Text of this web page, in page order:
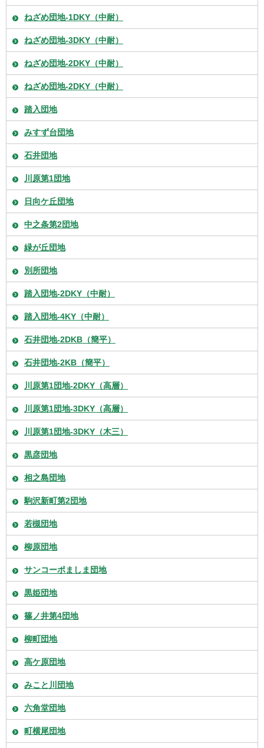
ねざめ団地-1DKY（中耐）
ねざめ団地-3DKY（中耐）
ねざめ団地-2DKY（中耐）
ねざめ団地-2DKY（中耐）
踏入団地
みすず台団地
石井団地
川原第1団地
日向ケ丘団地
中之条第2団地
緑が丘団地
別所団地
踏入団地-2DKY（中耐）
踏入団地-4KY（中耐）
石井団地-2DKB（簡平）
石井団地-2KB（簡平）
川原第1団地-2DKY（高層）
川原第1団地-3DKY（高層）
川原第1団地-3DKY（木三）
黒彦団地
相之島団地
駒沢新町第2団地
若槻団地
柳原団地
サンコーポましま団地
黒姫団地
篠ノ井第4団地
柳町団地
高ケ原団地
みこと川団地
六角堂団地
町横尾団地